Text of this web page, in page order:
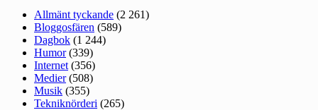
Allmänt tyckande (2 261)
Bloggosfären (589)
Dagbok (1 244)
Humor(339)
Internet (356)
Medier(508)
Musik (355)
Tekniknörderi (265)